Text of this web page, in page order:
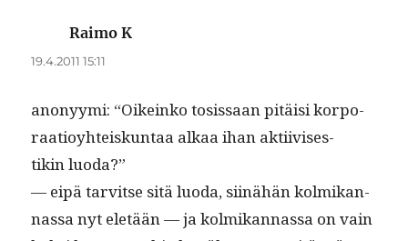
Raimo K
19.4.2011 15:11
anonyy­mi: “Oikeinko tosis­saan pitäisi kor­po­
raa­tioy­hteiskun­taa alkaa ihan akti­ivis­es­
tikin luoda?”
— eipä tarvitse sitä luo­da, siinähän kolmikan­
nas­sa nyt eletään — ja kolmikan­nas­sa on vain